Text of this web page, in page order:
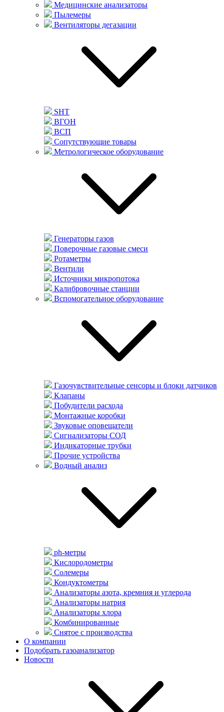
Медицинские анализаторы
Пылемеры
Вентиляторы дегазации
SHT
ВГОН
ВСП
Сопутствующие товары
Метрологическое оборудование
Генераторы газов
Поверочные газовые смеси
Ротаметры
Вентили
Источники микропотока
Калибровочные станции
Вспомогательное оборудование
Газочувствительные сенсоры и блоки датчиков
Клапаны
Побудители расхода
Монтажные коробки
Звуковые оповещатели
Сигнализаторы СОД
Индикаторные трубки
Прочие устройства
Водный анализ
ph-метры
Кислородометры
Солемеры
Кондуктометры
Анализаторы азота, кремния и углерода
Анализаторы натрия
Анализаторы хлора
Комбинированные
Снятое с производства
О компании
Подобрать газоанализатор
Новости